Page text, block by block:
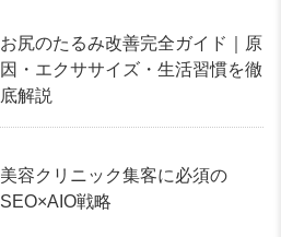
お尻のたるみ改善完全ガイド｜原
因・エクササイズ・生活習慣を徹
底解説
美容クリニック集客に必須の
SEO×AIO戦略